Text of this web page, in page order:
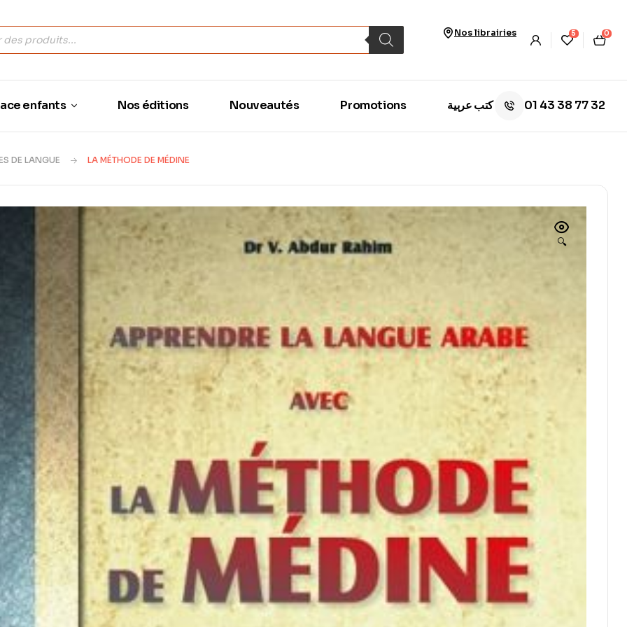
Nos librairies 5 0
enfants Nos éditions Nouveautés Promotions كتب عربية 01 43 38 77 32
DE LANGUE LA MÉTHODE DE MÉDINE
🔍